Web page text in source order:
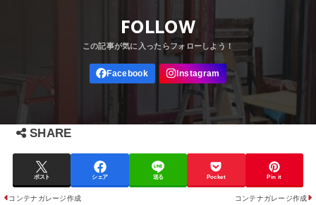
FOLLOW
SHARE
ポスト シェア 送る Pocket Pin it
コンテナガレージ作成 コンテナガレージ作成